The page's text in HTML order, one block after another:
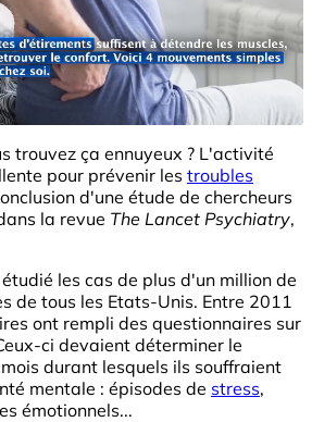
trouvez ça ennuyeux ? L'activité
pour prévenir les troubles
d'une étude de chercheurs
la revue The Lancet Psychiatry,
les cas de plus d'un million de
de tous les Etats-Unis. Entre 2011
ont rempli des questionnaires sur
ci devaient déterminer le
durant lesquels ils souffraient
mentale : épisodes de stress,
émotionnels...